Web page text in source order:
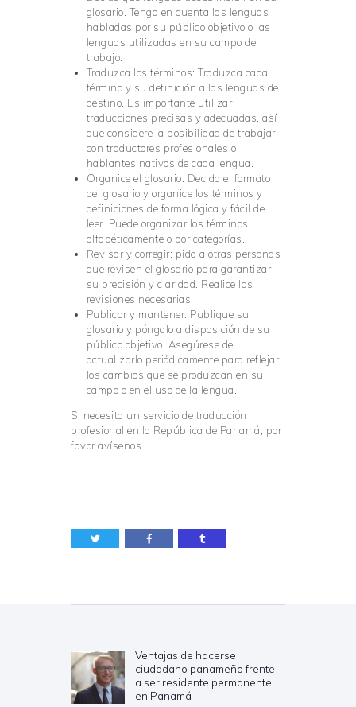
glosario. Tenga en cuenta las lenguas
habladas por su público objetivo o las
lenguas utilizadas en su campo de
trabajo.
Traduzca los términos: Traduzca cada
término y su definición a las lenguas de
destino. Es importante utilizar
traducciones precisas y adecuadas, así
que considere la posibilidad de trabajar
con traductores profesionales o
hablantes nativos de cada lengua.
Organice el glosario: Decida el formato
del glosario y organice los términos y
definiciones de forma lógica y fácil de
leer. Puede organizar los términos
alfabéticamente o por categorías.
Revisar y corregir: pida a otras personas
que revisen el glosario para garantizar
su precisión y claridad. Realice las
revisiones necesarias.
Publicar y mantener: Publique su
glosario y póngalo a disposición de su
público objetivo. Asegúrese de
actualizarlo periódicamente para reflejar
los cambios que se produzcan en su
campo o en el uso de la lengua.
Si necesita un servicio de traducción
profesional en la República de Panamá, por
favor avísenos.
entradasPrevious
post:
Ventajas de hacerse
ciudadano panameño frente
a ser residente permanente
en Panamá